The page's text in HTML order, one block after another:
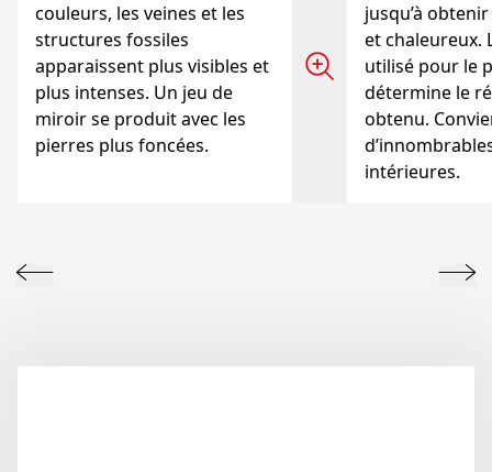
couleurs, les veines et les
structures fossiles
apparaissent plus visibles et
plus intenses. Un jeu de
miroir se produit avec les
pierres plus foncées.
jusqu’à
et chaleureux.
utilisé pour le
détermine le
obtenu.
intérieures.